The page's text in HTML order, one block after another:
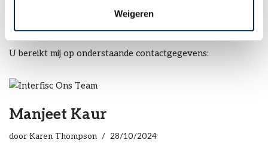
Weigeren
door
U bereikt mij op onderstaande contactgegevens:
Manjeet Kaur
door Karen Thompson 28/10/2024